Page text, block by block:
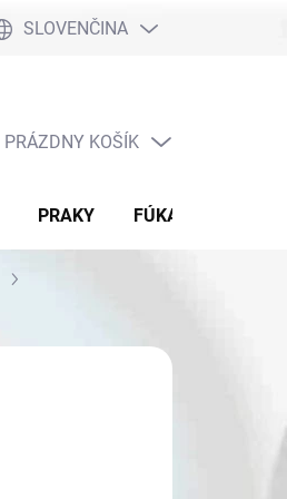
SLOVENČINA
NÁKUPNÝ
PRÁZDNY KOŠÍK
PRAKY FÚKAČKY